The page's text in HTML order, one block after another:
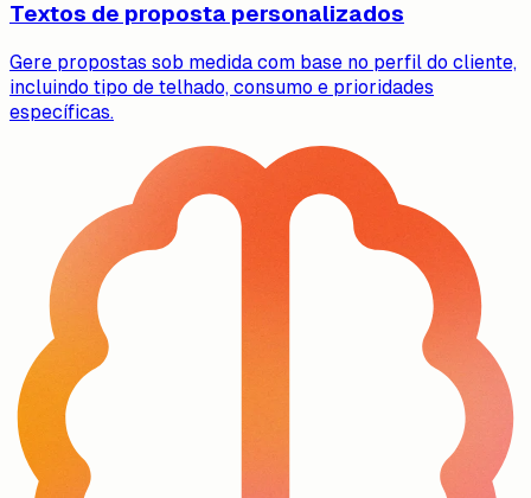
Textos de proposta personalizados
Gere propostas sob medida com base no perfil do cliente,
incluindo tipo de telhado, consumo e prioridades
específicas.